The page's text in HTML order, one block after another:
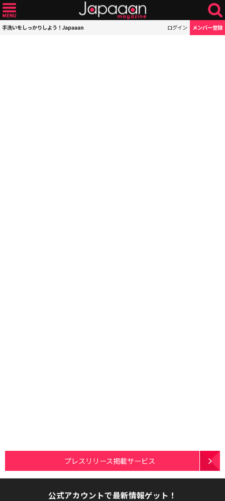
手洗いをしっかりしよう！Japaaan ログイン メンバー登録
プレスリリース掲載サービス
公式アカウントで最新情報ゲット！